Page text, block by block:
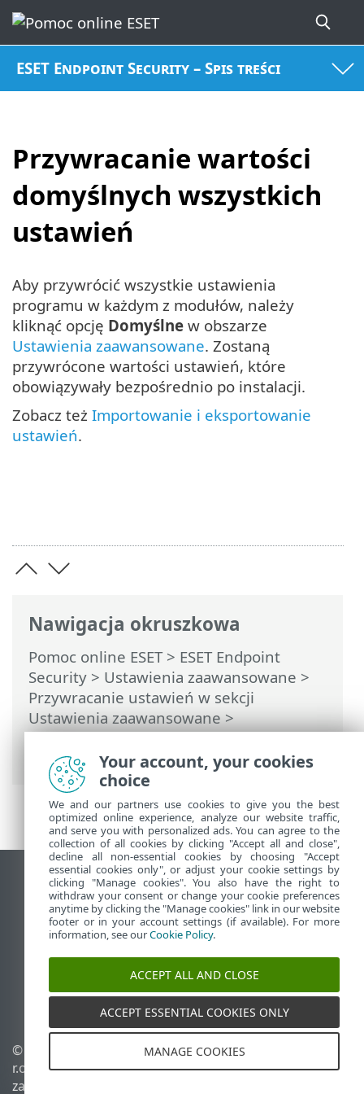
ESET Endpoint Security – Spis treści
Przywracanie wartości
domyślnych wszystkich
ustawień
Nawigacja okruszkowa
Pomoc online ESET> ESET Endpoint
Security > Ustawienia zaawansowane >
Przywracanie ustawień w sekcji
Ustawienia zaawansowane >
Przywracanie wartości domyślnych
wszystkich ustawień
Aby przywrócić wszystkie ustawienia
programu w każdym z modułów, należy
kliknąć opcję Domyślne w obszarze
Ustawienia zaawansowane. Zostaną
przywrócone wartości ustawień, które
obowiązywały bezpośrednio po instalacji.
Zobacz też Importowanie i eksportowanie
ustawień.
Wyświetl witrynę internetową dla
komputerów
End of Life
Baza wiedzy ESET
Forum ESET
ESET Status Portal
Pomoc regionalna
© 1992 - 2026 ESET, spol. s
r.o. – Wszelkie prawa
zastrzeżone.
Zarządzaj plikami cookie
Polityka dotycząca plików
Your account, your cookies
choice
We and our partners use cookies to give you the best
optimized online experience, analyze our website traffic,
and serve you with personalized ads. You can agree to the
collection of all cookies by clicking "Accept all and close",
decline all non-essential cookies by choosing "Accept
essential cookies only", or adjust your cookie settings by
clicking "Manage cookies". You also have the right to
withdraw your consent or change your cookie preferences
anytime by clicking the "Manage cookies" link in our website
footer or in your account settings (if available). For more
information, see ourCookie Policy.
ACCEPT ALL AND CLOSE
ACCEPT ESSENTIAL COOKIES ONLY
MANAGE COOKIES